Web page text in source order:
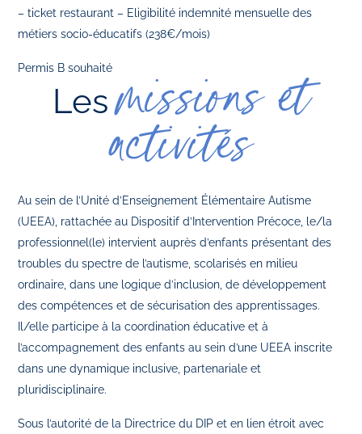
– ticket restaurant – Eligibilité indemnité mensuelle des
métiers socio-éducatifs (238€/mois)
Permis B souhaité
Lesmissions et
activités
Au sein de l’Unité d’Enseignement Élémentaire Autisme
(UEEA), rattachée au Dispositif d’Intervention Précoce, le/la
professionnel(le) intervient auprès d’enfants présentant des
troubles du spectre de l’autisme, scolarisés en milieu
ordinaire, dans une logique d’inclusion, de développement
des compétences et de sécurisation des apprentissages.
Il/elle participe à la coordination éducative et à
l’accompagnement des enfants au sein d’une UEEA inscrite
dans une dynamique inclusive, partenariale et
pluridisciplinaire.
Sous l’autorité de la Directrice du DIP et en lien étroit avec